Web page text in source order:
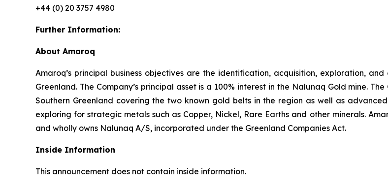
+44 (0) 20 3757 4980
Further Information:
About Amaroq
Amaroq’s principal business objectives are the identification, acquisition, exploration,
Greenland. The Company’s principal asset is a 100% interest in the Nalunaq Gold mine.
Southern Greenland covering the two known gold belts in the region as well as
exploring for strategic metals such as Copper, Nickel, Rare Earths and other minerals.
and wholly owns Nalunaq A/S, incorporated under the Greenland Companies Act.
Inside Information
This announcement does not contain inside information.